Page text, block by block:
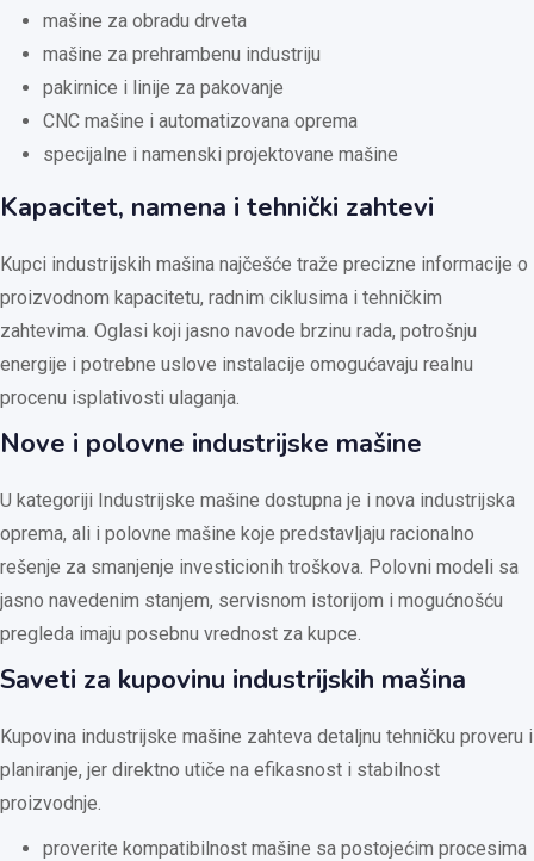
mašine za obradu drveta
mašine za prehrambenu industriju
pakirnice i linije za pakovanje
CNC mašine i automatizovana oprema
specijalne i namenski projektovane mašine
Kapacitet, namena i tehnički zahtevi
Kupci industrijskih mašina najčešće traže precizne informacije o
proizvodnom kapacitetu, radnim ciklusima i tehničkim
zahtevima. Oglasi koji jasno navode brzinu rada, potrošnju
energije i potrebne uslove instalacije omogućavaju realnu
procenu isplativosti ulaganja.
Nove i polovne industrijske mašine
U kategoriji Industrijske mašine dostupna je i nova industrijska
oprema, ali i polovne mašine koje predstavljaju racionalno
rešenje za smanjenje investicionih troškova. Polovni modeli sa
jasno navedenim stanjem, servisnom istorijom i mogućnošću
pregleda imaju posebnu vrednost za kupce.
Saveti za kupovinu industrijskih mašina
Kupovina industrijske mašine zahteva detaljnu tehničku proveru i
planiranje, jer direktno utiče na efikasnost i stabilnost
proizvodnje.
proverite kompatibilnost mašine sa postojećim procesima